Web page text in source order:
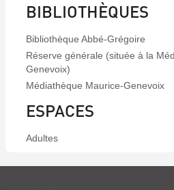
BIBLIOTHÈQUES
Bibliothèque Abbé-Grégoire
Réserve générale (située à la
Genevoix)
Médiathèque Maurice-Genevoix
ESPACES
Adultes